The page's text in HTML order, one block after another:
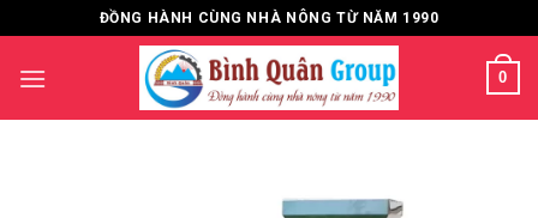
qua
nội
ĐỒNG HÀNH CÙNG NHÀ NÔNG TỪ NĂM 1990
0